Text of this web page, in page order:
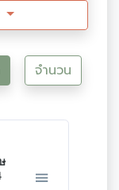
จำนวน